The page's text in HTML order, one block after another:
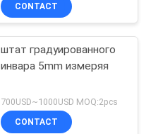
CONTACT
штат градуированного
инвара 5mm измеряя
700USD~1000USD MOQ:2pcs
CONTACT